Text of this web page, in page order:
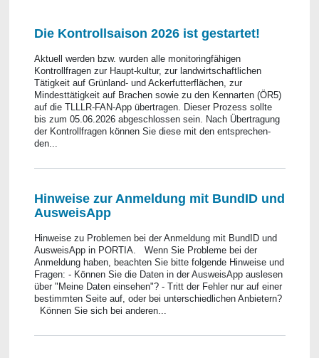
Die Kontrollsaison 2026 ist gestartet!
Aktuell werden bzw. wurden alle monitoringfähigen
Kontrollfragen zur Haupt-kultur, zur landwirtschaftlichen
Tätigkeit auf Grünland- und Ackerfutterflächen, zur
Mindesttätigkeit auf Brachen sowie zu den Kennarten (ÖR5)
auf die TLLLR-FAN-App übertragen. Dieser Prozess sollte
bis zum 05.06.2026 abgeschlossen sein. Nach Übertragung
der Kontrollfragen können Sie diese mit den entsprechen-
den...
Hinweise zur Anmeldung mit BundID und
AusweisApp
Hinweise zu Problemen bei der Anmeldung mit BundID und
AusweisApp in PORTIA. Wenn Sie Probleme bei der
Anmeldung haben, beachten Sie bitte folgende Hinweise und
Fragen: - Können Sie die Daten in der AusweisApp auslesen
über "Meine Daten einsehen"? - Tritt der Fehler nur auf einer
bestimmten Seite auf, oder bei unterschiedlichen Anbietern?
Können Sie sich bei anderen...